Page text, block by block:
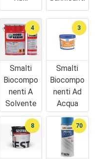
Smalti
Biocompo
Nenti A
Solvente
4
Smalti
Biocompo
Nenti Ad
Acqua
3
8 70